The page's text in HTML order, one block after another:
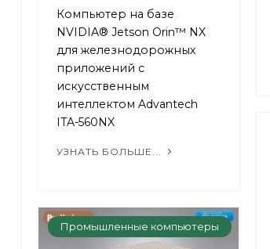
Компьютер на базе
NVIDIA® Jetson Orin™ NX
для железнодорожных
приложений с
искусственным
интеллектом Advantech
ITA-560NX
УЗНАТЬ БОЛЬШЕ...
Промышленные компьютеры